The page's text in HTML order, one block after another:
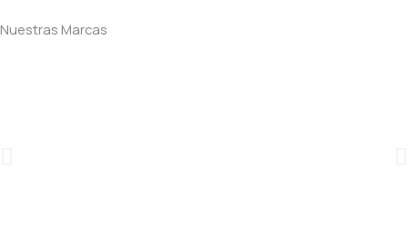
Nuestras Marcas